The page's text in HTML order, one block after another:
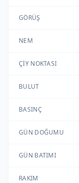
GÖRÜŞ
NEM
ÇIY NOKTASI
BULUT
BASINÇ
GÜN DOĞUMU
GÜN BATIMI
RAKIM